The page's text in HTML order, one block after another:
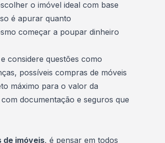
o imóvel ideal com base
é apurar quanto
começar a poupar dinheiro
considere questões como
possíveis compras de móveis
máximo para o valor da
documentação e seguros que
de imóveis, é pensar em todos